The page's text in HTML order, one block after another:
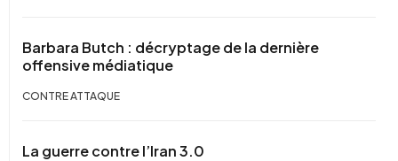
Barbara Butch : décryptage de la dernière
offensive médiatique
CONTRE ATTAQUE
La guerre contre l’Iran 3.0